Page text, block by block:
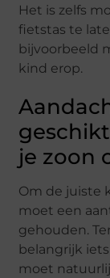
Het is zelfs
fietstas te
bijvoorbeeld
kind erop.
je zoon
Om de juiste
moet een
gehouden.
belangrijk
moet